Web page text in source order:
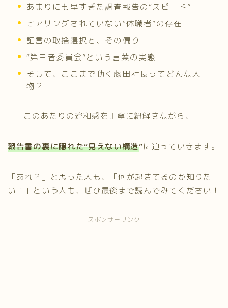
あまりにも早すぎた調査報告の“スピード”
ヒアリングされていない“休職者”の存在
証言の取捨選択と、その偏り
“第三者委員会”という言葉の実態
そして、ここまで動く藤田社長ってどんな人
物？
――このあたりの違和感を丁寧に紐解きながら、
報告書の裏に隠れた“見えない構造”に迫っていきます。
「あれ？」と思った人も、「何が起きてるのか知りた
い！」という人も、ぜひ最後まで読んでみてください！
スポンサーリンク